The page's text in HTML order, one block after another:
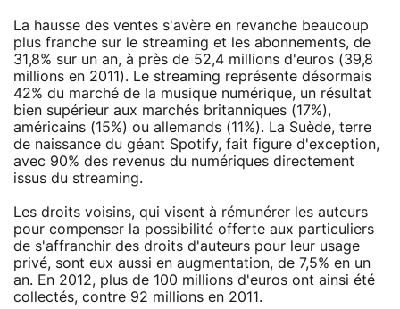
La hausse des ventes s'avère en revanche beaucoup
plus franche sur le streaming et les abonnements, de
31,8% sur un an, à près de 52,4 millions d'euros (39,8
millions en 2011). Le streaming représente désormais
42% du marché de la musique numérique, un résultat
bien supérieur aux marchés britanniques (17%),
américains (15%) ou allemands (11%). La Suède, terre
de naissance du géant Spotify, fait figure d'exception,
avec 90% des revenus du numériques directement
issus du streaming.
Les droits voisins, qui visent à rémunérer les auteurs
pour compenser la possibilité offerte aux particuliers
de s'affranchir des droits d'auteurs pour leur usage
privé, sont eux aussi en augmentation, de 7,5% en un
an. En 2012, plus de 100 millions d'euros ont ainsi été
collectés, contre 92 millions en 2011.